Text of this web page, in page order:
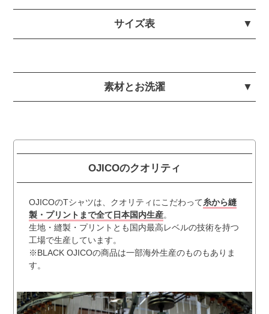
サイズ表
素材とお洗濯
OJICOのクオリティ
OJICOのTシャツは、クオリティにこだわって糸から縫
製・プリントまで全て日本国内生産。
生地・縫製・プリントとも国内最高レベルの技術を持つ
工場で生産しています。
※BLACK OJICOの商品は一部海外生産のものもありま
す。